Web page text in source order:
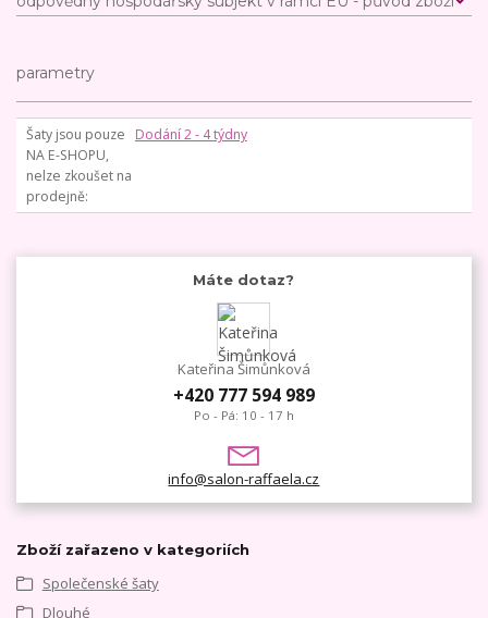
parametry
Šaty jsou pouze
NA E-SHOPU,
nelze zkoušet na
prodejně
Dodání 2 - 4 týdny
Máte dotaz?
Kateřina Šimůnková
+420 777 594 989
Po - Pá: 10 - 17 h
info@salon-raffaela.cz
Zboží zařazeno v kategoriích
Společenské šaty
Dlouhé